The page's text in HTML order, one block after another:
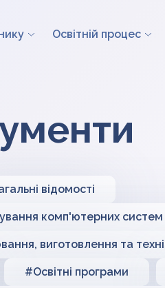
Освітній процес
відомості
комп'ютерних
виготовлення та
#Освітні програми